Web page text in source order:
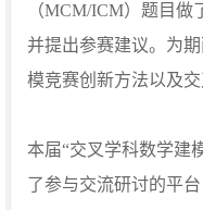
（MCM/ICM）题目
并提出参赛建议。为
模竞赛创新方法以及
本届“交叉学科数学建
了参与交流研讨的平